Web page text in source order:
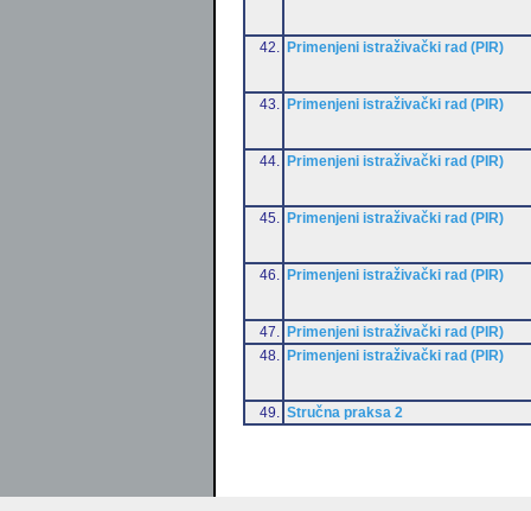
42. Primenjeni istraživački rad (PIR)
43. Primenjeni istraživački rad (PIR)
44. Primenjeni istraživački rad (PIR)
45. Primenjeni istraživački rad (PIR)
46. Primenjeni istraživački rad (PIR)
47.
Primenjeni istraživački rad (PIR)
48.
Primenjeni istraživački rad (PIR)
49. Stručna praksa 2